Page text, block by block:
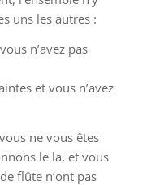
uns les autres :
n’avez pas
et vous n’avez
ne vous êtes
le la, et vous
flûte n’ont pas